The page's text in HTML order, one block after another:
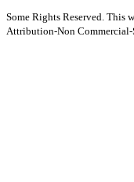
Some Rights Reserved. This
Attribution-Non